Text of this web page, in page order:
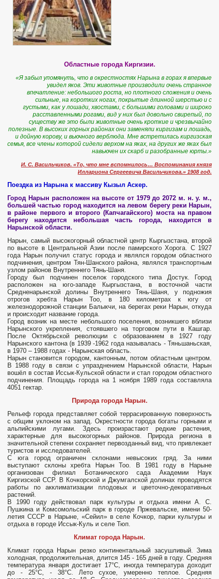
Областные города Киргизии.
«Я забыл упомянуть, что в окрестностях Нарына в горах я впервые
увидел яков. Эти животные производили очень странное
впечатление: небольшого роста, но плотного сложения и очень
сильные, на коротких ногах, покрытые длинной шерстью и с
густыми, как у лошади, хвостами, с большими головами и широко
расставленными рогами, вид у них был довольно свирепый, по
существу же это были животные очень кроткие и чрезвычайно
полезные. В высоких горных районах они заменяли киргизам и лошадь,
и дойную корову, и вьючного верблюда. Мне встретилась киргизская
семья, все члены которой сидели верхом на яках, на других же яках был
навьючен их скарб и разобранные юрты.»
И. С. Васильчиков. «То, что мне вспомнилось… Воспоминания князя
Иллариона Сергеевича Васильчикова.» 1908 год.
Поездка из Нарына к массиву Кызыл Аскер.
Город Нарын расположен на высоте от 1979 до 2072 м. н. у. м.,
большей частью город находится на левом берегу реки Нарын,
в районе первого и второго (Капчагайского) моста на правом
берегу находится небольшая часть города, находится в
Нарынской области.
Нарын, самый высокогорный областной центр Кыргызстана, второй
по высоте в Центральной Азии после памирского Хорога. C 1927
года Нарын получил статус города и являлся городом областного
подчинения, центром Тян-Шанского района, являлся транспортным
узлом районов Внутреннего Тянь-Шаня.
Городу был подчинен поселок городского типа Достук. Город
расположен на юго-западе Кыргызстана, в восточной части
Средненарынской долины Внутреннего Тянь-Шаня, у подножия
отрогов хребта Нарын Тоо, в 180 километрах к югу от
железнодорожной станции Балыкчи, на берегах реки Нарын, откуда
и происхо­дит название города.
Город возник на мес­те небольшого поселения, возникшего вблизи
Нарынского укрепления, стояв­шего на торговом пути в Кашгар.
После Октябрьской революции с образованием в 1927 году
Нарынского кантона (в 1939 -1962 года называлась - Тяньшаньская,
в 1970 – 1988 годах - Нарынская область.
Нарын становится городом, кантонным, потом областным центром.
В 1988 году в связи с упразднением Нарынской области, Нарын
вошёл в состав Иссык-Кульской области и стал городом областного
подчинения. Площадь города на 1 ноября 1989 года составляла
4051 гектар.
Природа города Нарын.
Рельеф города представ­ляет собой террасированную поверх­ность
с общим уклоном на запад. Окрестности города богаты горными и
альпийскими лугами. Здесь произрастают редкие растения,
характерные для высокогорных районов. Природа региона в
значительной степени сохраняет первозданный вид, что привлекает
туристов и исследователей.
С юга город ограничен склонами невысоких гряд. За ними
выступают склоны хребта Нарын Тоо. В 1981 году в Нарыне
организован филиал Ботанического сада Академии Наук
Киргизской ССР. В Кочкорской и Джумгалской долинах проводят­ся
работы по акклиматизации плодовых и цветочно-декоративных
растений.
В 1990 году действовал парк культуры и отдыха имени А. С.
Пушкина и Комсо­мольский парк в городе Пржевальске, имени 50-
летия СССР в Нарыне, «Сейил» в селе Кочкор, парки культуры и
отдыха в городе Иссык-Куль и селе Тюп.
Климат города Нарын.
Климат города Нарын резко континентальный за­сушливый. Зима
холодная, продолжительная, длится 145 - 165 дней в году. Средняя
температура января достигает 17°С, иногда температура доходит
до - 25°С, - 38°С. Лето сухое, умеренно теплое. Средняя